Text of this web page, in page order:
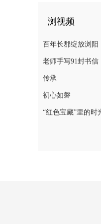
浏视频
百年长郡绽放浏阳
老师手写91封书
传承
初心如磐
“红色宝藏”里的时